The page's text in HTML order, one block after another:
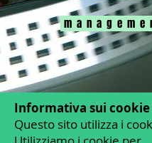
m a n a g e m e
Informativa sui cookie
Questo sito utilizza i